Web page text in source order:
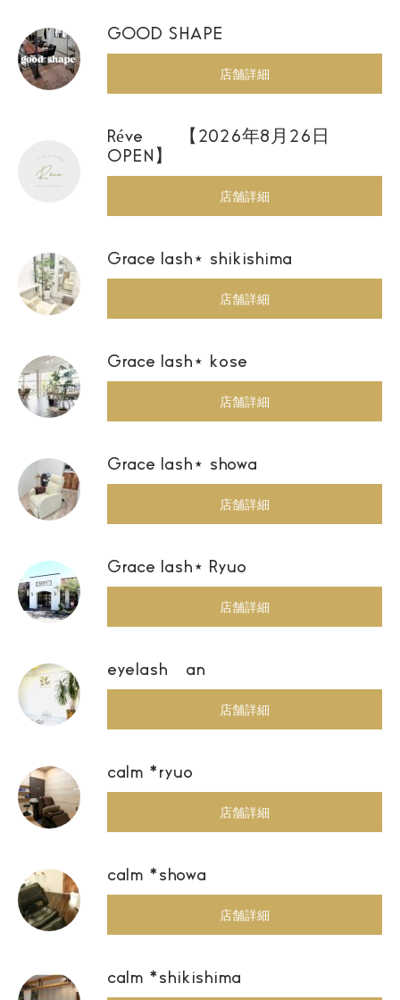
GOOD SHAPE
店舗詳細
Réve 【2026年8月26日
OPEN】
店舗詳細
Grace lash⋆ shikishima
店舗詳細
Grace lash⋆ kose
店舗詳細
Grace lash⋆ showa
店舗詳細
Grace lash⋆ Ryuo
店舗詳細
eyelash an
店舗詳細
calm *ryuo
店舗詳細
calm *showa
店舗詳細
calm *shikishima